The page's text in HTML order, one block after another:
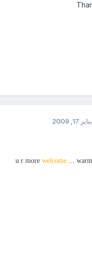
يناير 17, 2009
u r more welcome ...